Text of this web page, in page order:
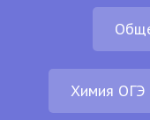
Химия ОГЭ